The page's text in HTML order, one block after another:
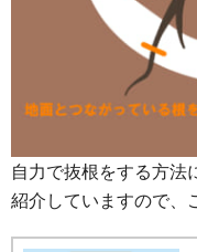
自力で抜根をする方法
紹介していますので、